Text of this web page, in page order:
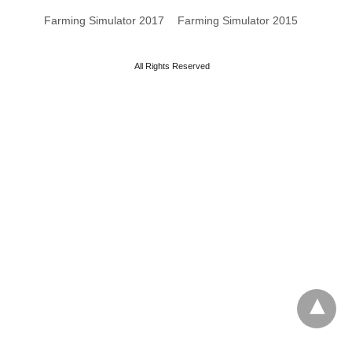
Farming Simulator 2017 Farming Simulator 2015
All Rights Reserved